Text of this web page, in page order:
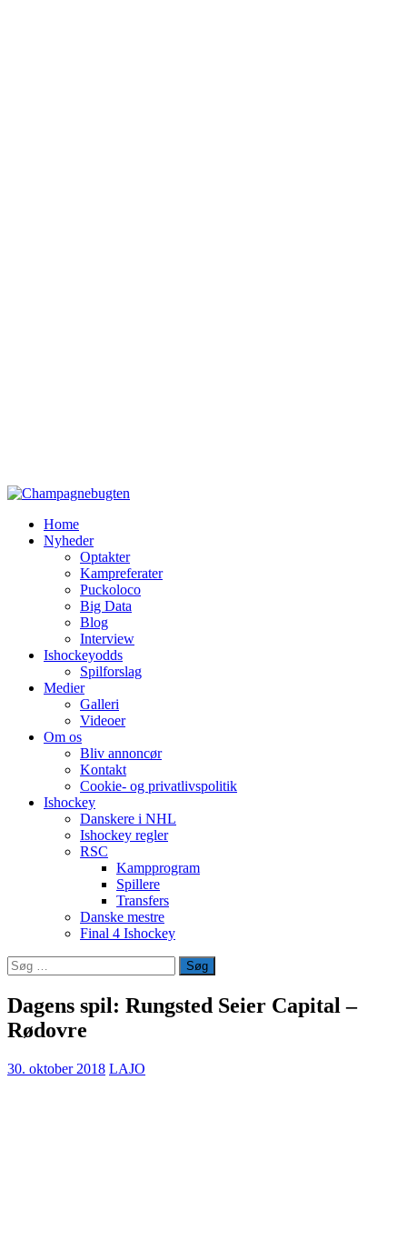
Home
Nyheder
Optakter
Kampreferater
Puckoloco
Big Data
Blog
Interview
Ishockeyodds
Spilforslag
Medier
Galleri
Videoer
Om os
Bliv annoncør
Kontakt
Cookie- og privatlivspolitik
Ishockey
Danskere i NHL
Ishockey regler
RSC
Kampprogram
Spillere
Transfers
Danske mestre
Final 4 Ishockey
Søg
efter:
Dagens spil: Rungsted Seier Capital –
Rødovre
30. oktober 2018 LAJO